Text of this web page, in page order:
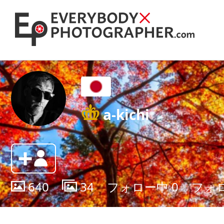
a-kichi
640 34 フォロー中0 フォ